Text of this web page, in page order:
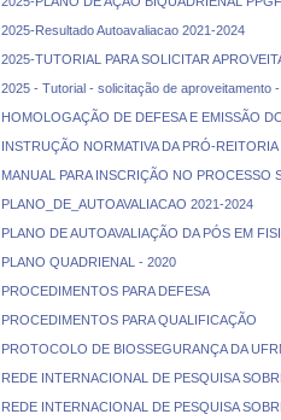
2025-Resultado Autoavaliacao 2021-2024
2025-TUTORIAL PARA SOLICITAR
2025 - Tutorial - solicitação de aproveitamento
HOMOLOGAÇÃO DE DEFESA E EMISSÃO
INSTRUÇÃO NORMATIVA DA PRÓ-
MANUAL PARA INSCRIÇÃO NO PROCESSO
PLANO_DE_AUTOAVALIACAO 2021-2024
PLANO DE AUTOAVALIAÇÃO DA PÓS EM
PLANO QUADRIENAL - 2020
PROCEDIMENTOS PARA DEFESA
PROCEDIMENTOS PARA QUALIFICAÇÃO
PROTOCOLO DE BIOSSEGURANÇA DA
REDE INTERNACIONAL DE PESQUISA
REDE INTERNACIONAL DE PESQUISA